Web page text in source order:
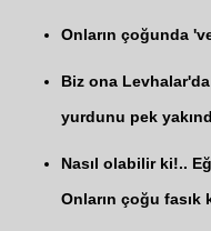
Onların çoğunda
Biz ona
yurdunu pek
Nasıl olabilir ki!..
Onların çoğu fasık